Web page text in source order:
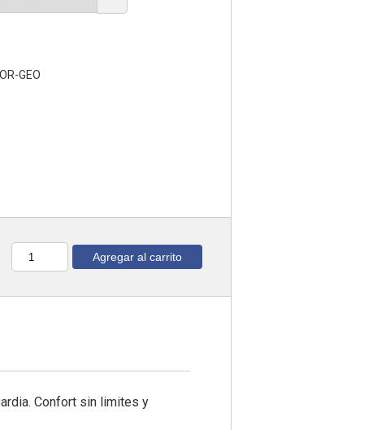
GEO
Cantidad Agregar al carrito
Confort sin limites y